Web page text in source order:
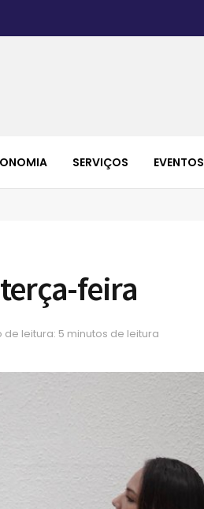
SERVIÇOS EVENTOS
feira
de leitura: 5 minutos de leitura